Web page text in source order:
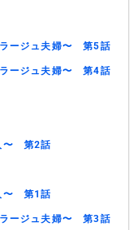
ラージュ夫婦〜 第5話
ラージュ夫婦〜 第4話
〜 第2話
〜 第1話
ラージュ夫婦〜 第3話